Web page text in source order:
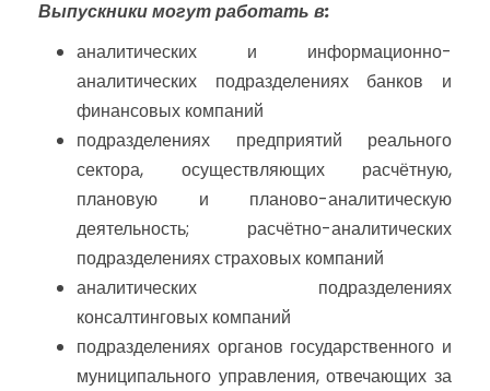
Выпускники могут работать в:
аналитических и информационно-
аналитических подразделениях банков и
финансовых компаний
подразделениях предприятий реального
сектора, осуществляющих расчётную,
плановую и планово-аналитическую
деятельность; расчётно-аналитических
подразделениях страховых компаний
аналитических подразделениях
консалтинговых компаний
подразделениях органов государственного и
муниципального управления, отвечающих за